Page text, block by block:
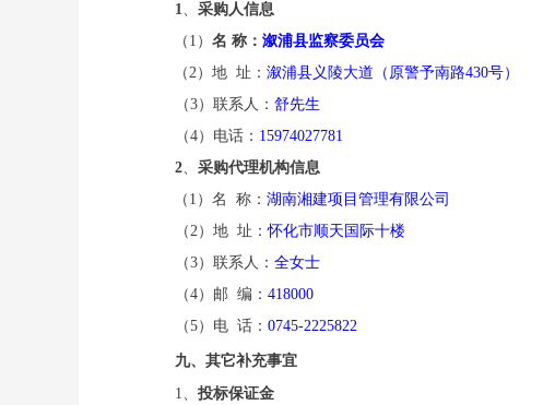
1、 采购人信息
（ 1）名 称：溆浦县监察委员会
（2）地 址：溆浦县义陵大道（原警予南路430号）
（3） 联系人： 舒先生
（4） 电话： 15974027781
2、 采购代理机构信息
（ 1）名 称：湖南湘建项目管理有限公司
（2）地 址：怀化市顺天国际十楼
（3）联系人： 全女士
（4）邮 编： 418000
（5）电 话： 0745-2225822
九、其它补充事宜
1、 投标保证金